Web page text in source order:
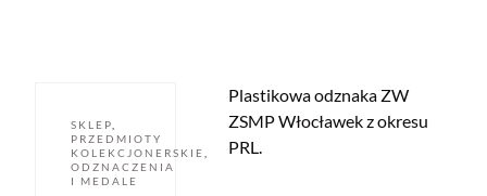
SKLEP
PRZEDMIOTY
KOLEKCJONERSKIE
ODZNACZENIA
I MEDALE
Plastikowa odznaka ZW
ZSMP Włocławek z okresu
PRL.